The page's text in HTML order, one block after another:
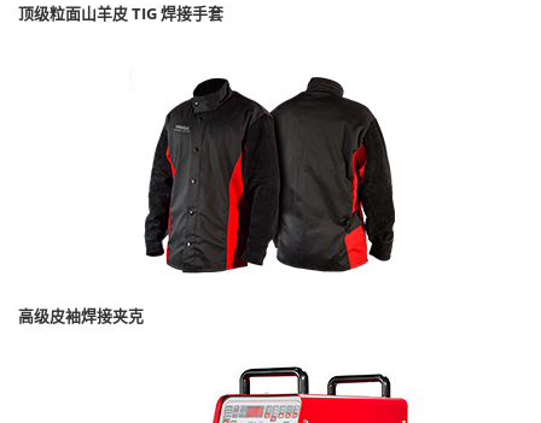
顶级粒面山羊皮 TIG 焊接手套
高级皮袖焊接夹克